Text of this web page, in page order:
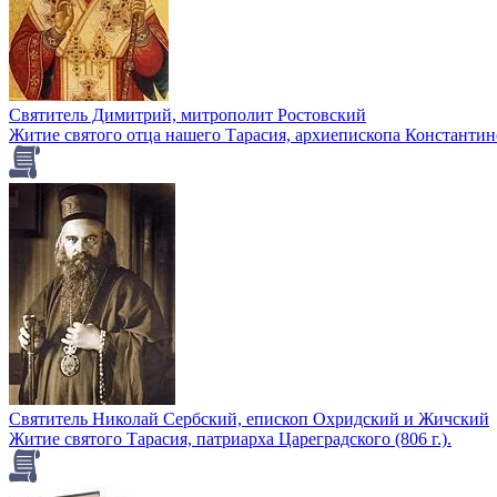
Святитель Димитрий, митрополит Ростовский
Житие святого отца нашего Тарасия, архиепископа
Святитель Николай Сербский, епископ Охридский и Жичский
Житие святого Тарасия, патриарха Цареградского (806 г.).